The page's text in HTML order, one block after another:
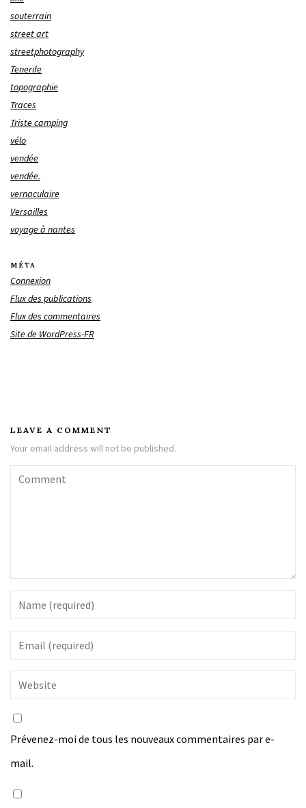
souterrain
street art
streetphotography
Tenerife
topographie
Traces
Triste camping
vélo
vendée
vendée.
vernaculaire
Versailles
voyage à nantes
MÉTA
Connexion
Flux des publications
Flux des commentaires
Site de WordPress-FR
LEAVE A COMMENT
Your email address will not be published.
Prévenez-moi de tous les nouveaux commentaires par e-
mail.